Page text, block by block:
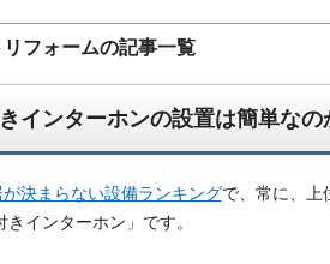
フォームの記事一覧
インターホンの設置は簡単なの
が決まらない設備ランキングで、常に、上
インターホン」です。